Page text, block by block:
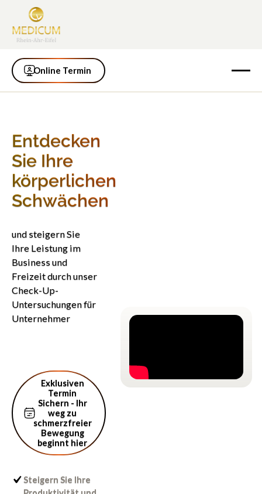
Online Termin
Online Termin
Entdecken
Sie Ihre
körperlichen
Schwächen
und steigern Sie
Ihre Leistung im
Business und
Freizeit durch unser
Check-Up-
Untersuchungen für
Unternehmer
Exklusiven
Termin
Sichern - Ihr
weg zu
schmerzfreier
Bewegung
beginnt hier
Exklusiven Termin Sichern - Ihr weg zu
schmerzfreier Bewegung beginnt hier
Steigern Sie Ihre